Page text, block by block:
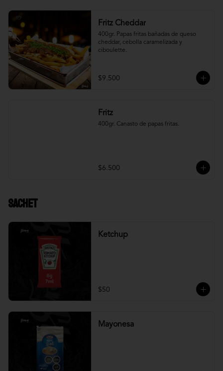
Fritz Cheddar
400gr. Papas fritas bañadas de queso
cheddar, cebolla caramelizada y
ciboulette.
$9.500
Fritz
400gr. Canasto de papas fritas.
$6.500
Sachet
Ketchup
$50
Mayonesa